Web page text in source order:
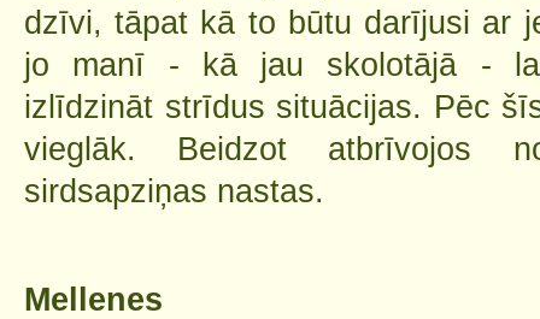
dzīvi, tāpat kā to būtu darījusi ar
jo manī - kā jau skolotājā -
izlīdzināt strīdus situācijas. Pēc
vieglāk. Beidzot atbrīvojos
sirdsapziņas nastas.
Mellenes